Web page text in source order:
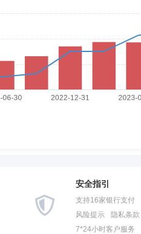
安全指引
支持16家银行支付
风险提示
隐私条款
7*24小时客户服务